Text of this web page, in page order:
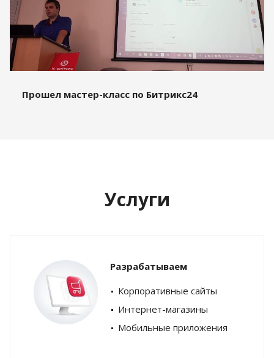
Прошел мастер-класс по Битрикс24
Услуги
Разрабатываем
Корпоративные сайты
Интернет-магазины
Мобильные приложения